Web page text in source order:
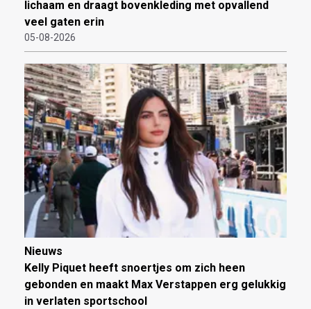
lichaam en draagt bovenkleding met opvallend
veel gaten erin
05-08-2026
Nieuws
Kelly Piquet heeft snoertjes om zich heen
gebonden en maakt Max Verstappen erg gelukkig
in verlaten sportschool